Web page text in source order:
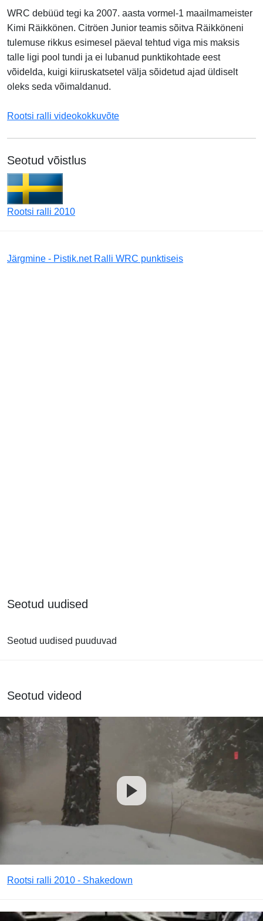
WRC debüüd tegi ka 2007. aasta vormel-1 maailmameister
Kimi Räikkönen. Citröen Junior teamis sõitva Räikköneni
tulemuse rikkus esimesel päeval tehtud viga mis maksis
talle ligi pool tundi ja ei lubanud punktikohtade eest
võidelda, kuigi kiiruskatsetel välja sõidetud ajad üldiselt
oleks seda võimaldanud.
Rootsi ralli videokokkuvõte
Seotud võistlus
Rootsi ralli 2010
Järgmine - Pistik.net Ralli WRC punktiseis
Seotud uudised
Seotud uudised puuduvad
Seotud videod
Rootsi ralli 2010 - Shakedown